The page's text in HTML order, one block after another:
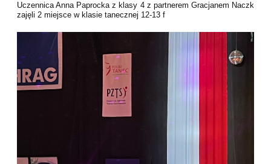
Uczennica Anna Paprocka z klasy 4 z partnerem Gracjanem Naczk
zajęli 2 miejsce w klasie tanecznej 12-13 f